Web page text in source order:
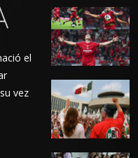
el
vez